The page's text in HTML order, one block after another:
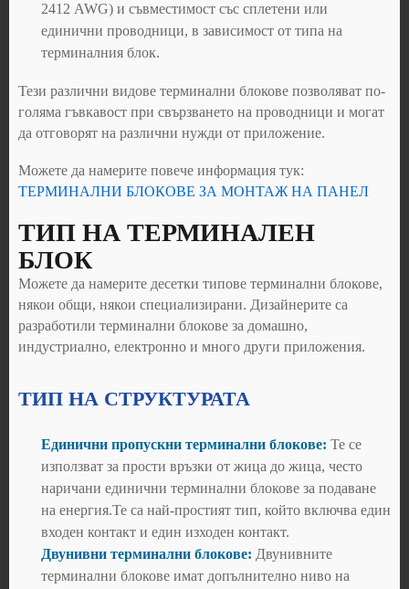
2412 AWG) и съвместимост със сплетени или
единични проводници, в зависимост от типа на
терминалния блок.
Тези различни видове терминални блокове позволяват по-
голяма гъвкавост при свързването на проводници и могат
да отговорят на различни нужди от приложение.
Можете да намерите повече информация тук:
ТЕРМИНАЛНИ БЛОКОВЕ ЗА МОНТАЖ НА ПАНЕЛ
ТИП НА ТЕРМИНАЛЕН
БЛОК
Можете да намерите десетки типове терминални блокове,
някои общи, някои специализирани. Дизайнерите са
разработили терминални блокове за домашно,
индустриално, електронно и много други приложения.
ТИП НА СТРУКТУРАТА
Единични пропускни терминални блокове: Те се
използват за прости връзки от жица до жица, често
наричани единични терминални блокове за подаване
на енергия.Те са най-простият тип, който включва един
входен контакт и един изходен контакт.
Двунивни терминални блокове: Двунивните
терминални блокове имат допълнително ниво на